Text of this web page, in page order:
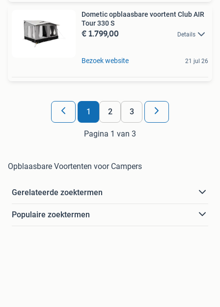
Dometic opblaasbare voortent Club AIR
Tour 330 S
€ 1.799,00 Details
Bezoek website 21 jul 26
1 2 3
Pagina 1 van 3
Opblaasbare Voortenten voor Campers
Gerelateerde zoektermen
Populaire zoektermen